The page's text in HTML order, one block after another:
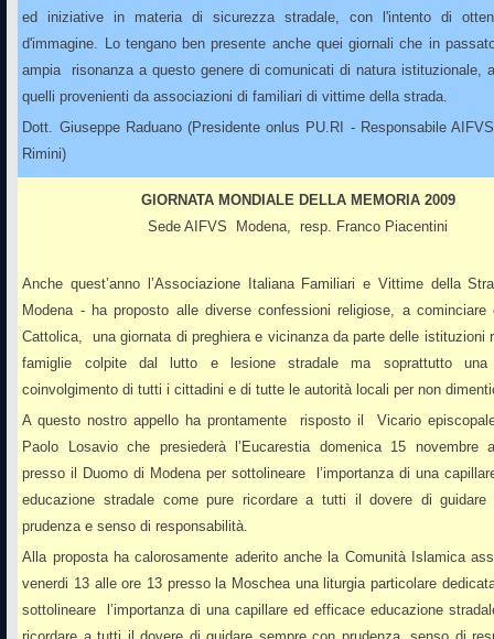
ed iniziative in materia di sicurezza stradale, con l'intento di
d'immagine. Lo tengano ben presente anche quei giornali che in
ampia risonanza a questo genere di comunicati di natura istituzionale,
quelli provenienti da associazioni di familiari di vittime della strada.
Dott. Giuseppe Raduano (Presidente onlus PU.RI - Responsabile
Rimini)
GIORNATA MONDIALE DELLA MEMORIA 2009
Sede AIFVS Modena, resp. Franco Piacentini
Anche quest’anno l’Associazione Italiana Familiari e Vittime della
Modena - ha proposto alle diverse confessioni religiose, a cominciare
Cattolica, una giornata di preghiera e vicinanza da parte delle istituzioni
famiglie colpite dal lutto e lesione stradale ma soprattutto una
coinvolgimento di tutti i cittadini e di tutte le autorità locali per non
A questo nostro appello ha prontamente risposto il Vicario
Paolo Losavio che presiederà l’Eucarestia domenica 15 novembre
presso il Duomo di Modena per sottolineare l’importanza di una
educazione stradale come pure ricordare a tutti il dovere di guidare
prudenza e senso di responsabilità.
Alla proposta ha calorosamente aderito anche la Comunità Islamica
venerdi 13 alle ore 13 presso la Moschea una liturgia particolare
sottolineare l’importanza di una capillare ed efficace educazione